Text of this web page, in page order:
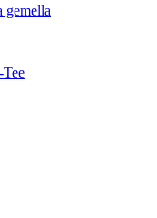
gemella